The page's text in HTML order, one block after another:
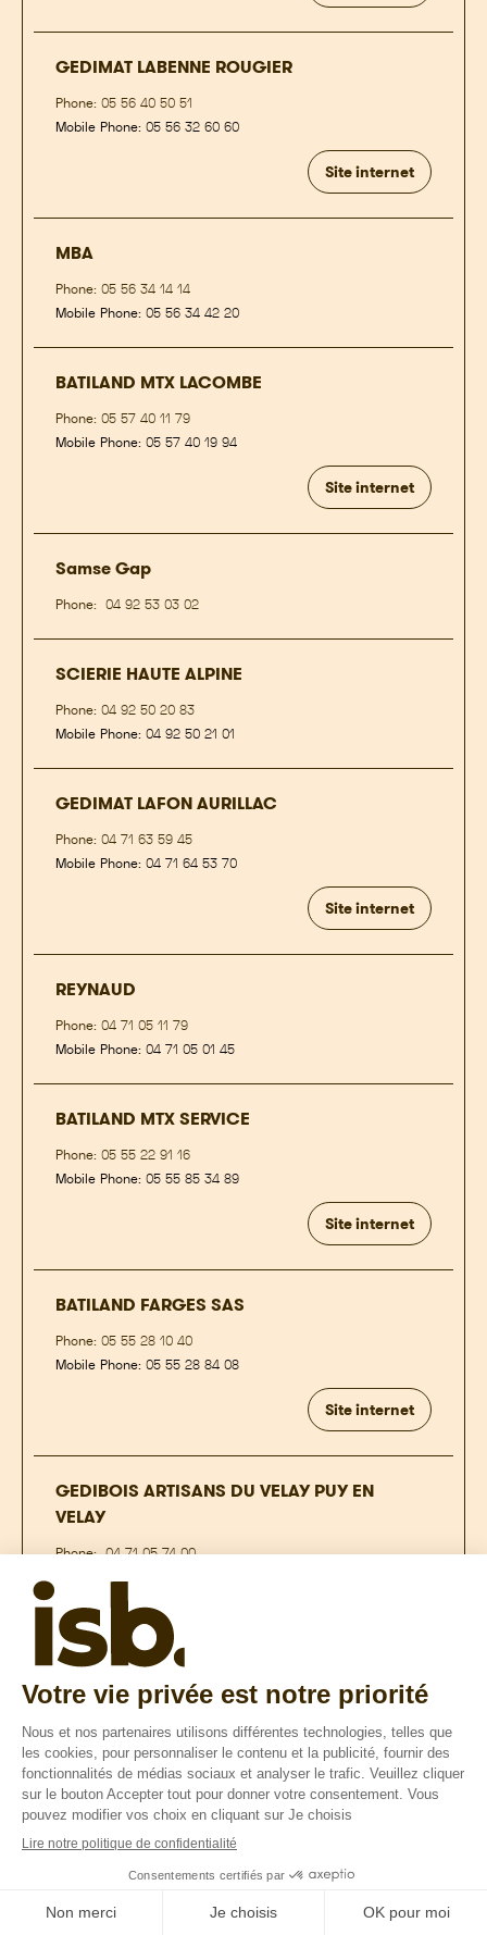
GEDIMAT LABENNE ROUGIER
Phone: 05 56 40 50 51
Mobile Phone: 05 56 32 60 60
Site internet
MBA
Phone: 05 56 34 14 14
Mobile Phone: 05 56 34 42 20
BATILAND MTX LACOMBE
Phone: 05 57 40 11 79
Mobile Phone: 05 57 40 19 94
Site internet
Samse Gap
Phone: 04 92 53 03 02
SCIERIE HAUTE ALPINE
Phone: 04 92 50 20 83
Mobile Phone: 04 92 50 21 01
GEDIMAT LAFON AURILLAC
Phone: 04 71 63 59 45
Mobile Phone: 04 71 64 53 70
Site internet
REYNAUD
Phone: 04 71 05 11 79
Mobile Phone: 04 71 05 01 45
BATILAND MTX SERVICE
Phone: 05 55 22 91 16
Mobile Phone: 05 55 85 34 89
Site internet
BATILAND FARGES SAS
Phone: 05 55 28 10 40
Mobile Phone: 05 55 28 84 08
Site internet
GEDIBOIS ARTISANS DU VELAY PUY EN
VELAY
Phone: 04 71 05 74 00
GEDIMAT ARTISANS DU VELAY
Phone: 04 71 05 74 00
Mobile Phone: 04 71 05 91 75
Site internet
BATILAND FARGES SAS
Phone: 04 71 40 42 30
Mobile Phone: 04 71 68 28 97
Site internet